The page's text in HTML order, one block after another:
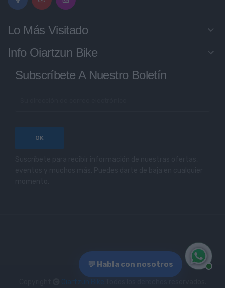
Lo Más Visitado keyboard_arrow_down
Info Oiartzun Bike keyboard_arrow_down
Subscríbete A Nuestro Boletín
Oiartzun Bike
💬 Habla con nosotros